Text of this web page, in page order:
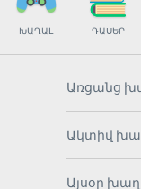
ԽԱՂԱԼ ԴԱՍԵՐ
Առցանց
Ակտիվ
Այսօր